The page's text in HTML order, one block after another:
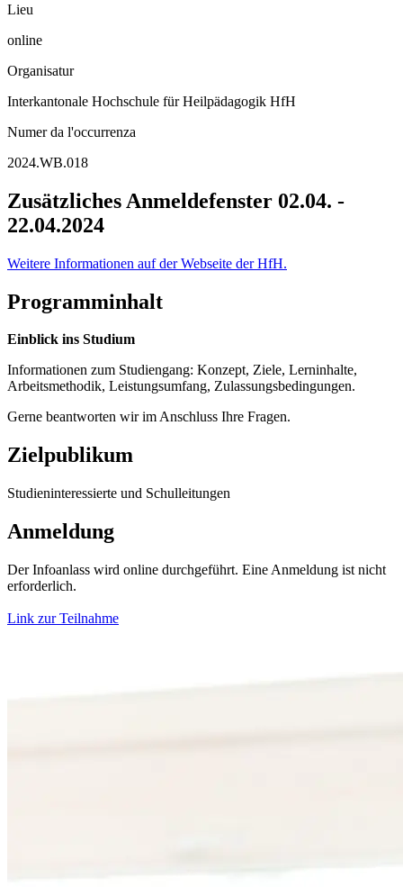
Lieu
online
Organisatur
Interkantonale Hochschule für Heilpädagogik HfH
Numer da l'occurrenza
2024.WB.018
Zusätzliches Anmeldefenster 02.04. -
22.04.2024
Weitere Informationen auf der Webseite der HfH.
Programminhalt
Einblick ins Studium
Informationen zum Studiengang: Konzept, Ziele, Lerninhalte,
Arbeitsmethodik, Leistungsumfang, Zulassungsbedingungen.
Gerne beantworten wir im Anschluss Ihre Fragen.
Zielpublikum
Studieninteressierte und Schulleitungen
Anmeldung
Der Infoanlass wird online durchgeführt. Eine Anmeldung ist nicht
erforderlich.
Link zur Teilnahme